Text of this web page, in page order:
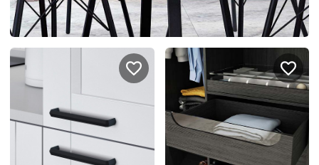
© 1996-2026 Фабрика мебели «Стильные Кухни»
Правовая информация Поддержка сайта